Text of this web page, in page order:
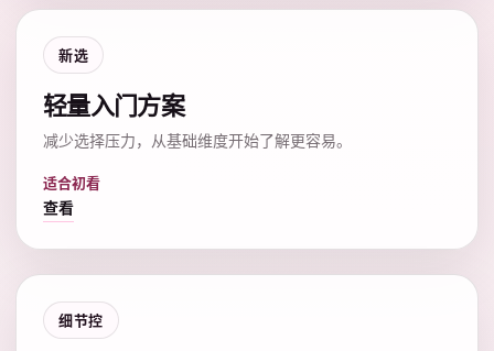
新选
轻量入门方案
减少选择压力，从基础维度开始了解更容易。
适合初看
查看
细节控